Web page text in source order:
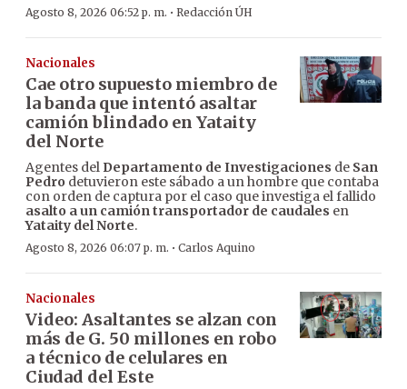
Agosto 8, 2026 06:52 p. m. · Redacción ÚH
Nacionales
Cae otro supuesto miembro de
la banda que intentó asaltar
camión blindado en Yataity
del Norte
Agentes del Departamento de Investigaciones de San
Pedro detuvieron este sábado a un hombre que contaba
con orden de captura por el caso que investiga el fallido
asalto a un camión transportador de caudales en
Yataity del Norte.
Agosto 8, 2026 06:07 p. m. · Carlos Aquino
Nacionales
Video: Asaltantes se alzan con
más de G. 50 millones en robo
a técnico de celulares en
Ciudad del Este